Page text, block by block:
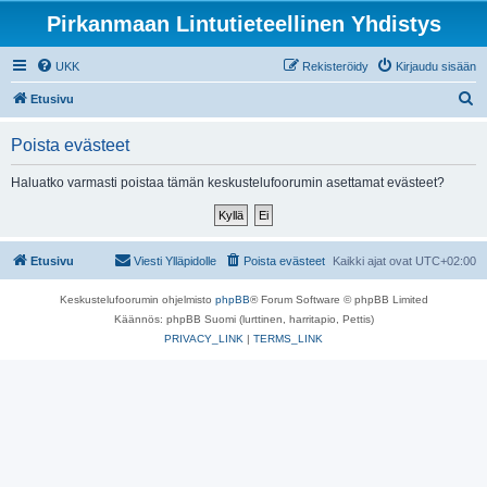
Pirkanmaan Lintutieteellinen Yhdistys
UKK Kirjaudu sisään
Rekisteröidy
Etusivu
Poista evästeet
Haluatko varmasti poistaa tämän keskustelufoorumin asettamat evästeet?
Etusivu Kaikki ajat ovat UTC+02:00
Poista evästeet
Viesti Ylläpidolle
Keskustelufoorumin ohjelmisto phpBB® Forum Software © phpBB Limited
Käännös: phpBB Suomi (lurttinen, harritapio, Pettis)
PRIVACY_LINK | TERMS_LINK